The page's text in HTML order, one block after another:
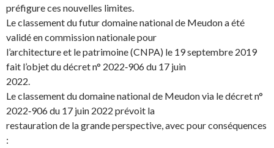
préfigure ces nouvelles limites.
Le classement du futur domaine national de Meudon a été
validé en commission nationale pour
l’architecture et le patrimoine (CNPA) le 19 septembre 2019
fait l’objet du décret n° 2022‐906 du 17 juin
2022.
Le classement du domaine national de Meudon via le décret n°
2022‐906 du 17 juin 2022 prévoit la
restauration de la grande perspective, avec pour conséquences
: